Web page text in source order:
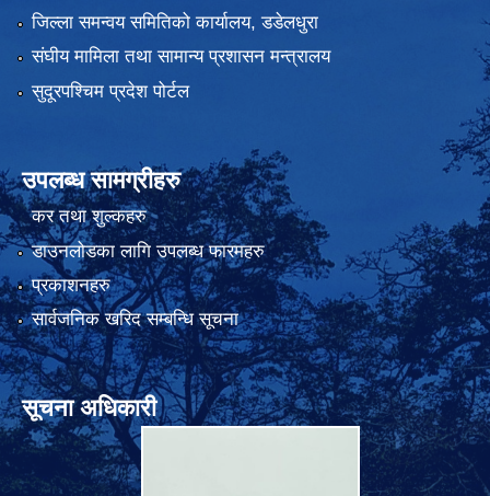
जिल्ला समन्वय समितिको कार्यालय, डडेलधुरा
संघीय मामिला तथा सामान्य प्रशासन मन्त्रालय
सुदूरपश्चिम प्रदेश पोर्टल
उपलब्ध सामग्रीहरु
कर तथा शुल्कहरु
डाउनलोडका लागि उपलब्ध फारमहरु
प्रकाशनहरु
सार्वजनिक खरिद सम्बन्धि सूचना
सूचना अधिकारी